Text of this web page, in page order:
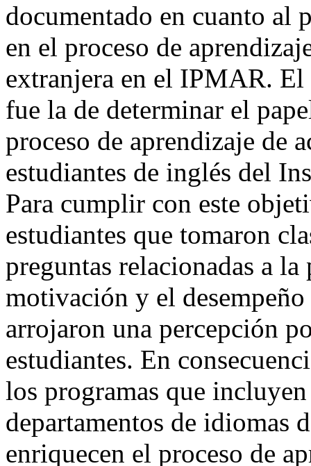
documentado en cuanto al
en el proceso de
extranjera en el IPMAR.
fue la de determinar el
proceso de aprendizaje de
estudiantes de inglés del
Para cumplir con este
estudiantes que tomaron
preguntas relacionadas a
motivación y el
arrojaron una percepción
estudiantes. En
los programas que
departamentos de idiomas
enriquecen el proceso de